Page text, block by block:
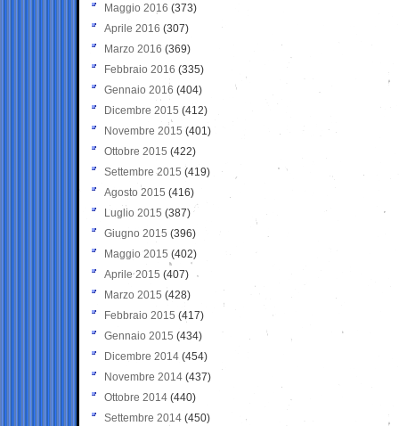
Maggio 2016 (373)
Aprile 2016 (307)
Marzo 2016 (369)
Febbraio 2016 (335)
Gennaio 2016 (404)
Dicembre 2015 (412)
Novembre 2015 (401)
Ottobre 2015 (422)
Settembre 2015 (419)
Agosto 2015 (416)
Luglio 2015 (387)
Giugno 2015 (396)
Maggio 2015 (402)
Aprile 2015 (407)
Marzo 2015 (428)
Febbraio 2015 (417)
Gennaio 2015 (434)
Dicembre 2014 (454)
Novembre 2014 (437)
Ottobre 2014 (440)
Settembre 2014 (450)